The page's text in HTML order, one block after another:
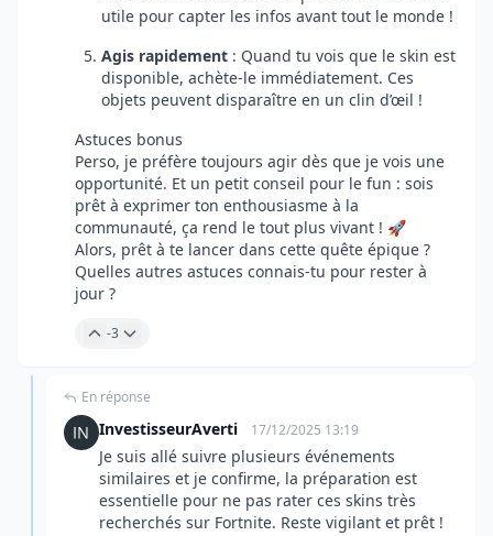
utile pour capter les infos avant tout le monde !
Agis rapidement : Quand tu vois que le skin est
disponible, achète-le immédiatement. Ces
objets peuvent disparaître en un clin d’œil !
Astuces bonus
Perso, je préfère toujours agir dès que je vois une
opportunité. Et un petit conseil pour le fun : sois
prêt à exprimer ton enthousiasme à la
communauté, ça rend le tout plus vivant ! 🚀
Alors, prêt à te lancer dans cette quête épique ?
Quelles autres astuces connais-tu pour rester à
jour ?
-3
En réponse
InvestisseurAverti 17/12/2025 13:19
Je suis allé suivre plusieurs événements
similaires et je confirme, la préparation est
essentielle pour ne pas rater ces skins très
recherchés sur Fortnite. Reste vigilant et prêt !